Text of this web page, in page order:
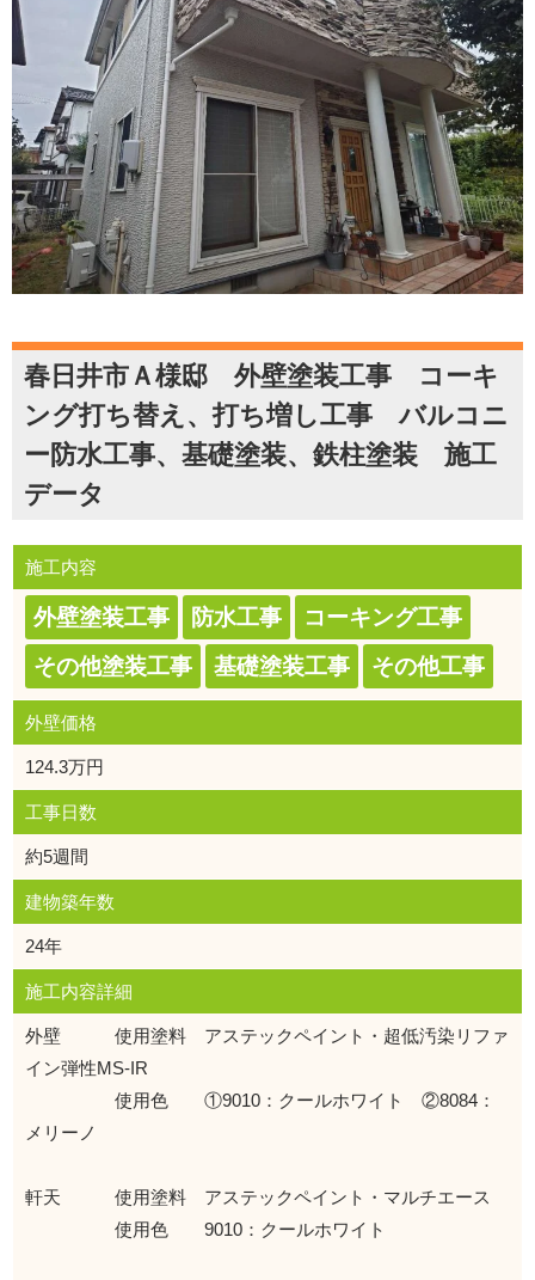
春日井市Ａ様邸 外壁塗装工事 コーキ
ング打ち替え、打ち増し工事 バルコニ
ー防水工事、基礎塗装、鉄柱塗装 施工
データ
施工内容
外壁塗装工事 防水工事
コーキング工事
その他塗装工事
基礎塗装工事 その他工事
外壁価格
124.3万円
工事日数
約5週間
建物築年数
24年
施工内容詳細
外壁 使用塗料 アステックペイント・超低汚染リファ
イン弾性MS-IR
使用色 ①9010：クールホワイト ②8084：
メリーノ
軒天 使用塗料 アステックペイント・マルチエース
使用色 9010：クールホワイト